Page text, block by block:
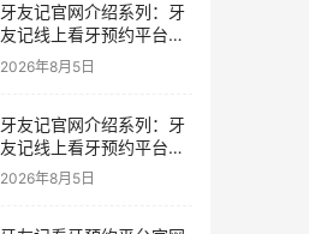
牙友记官网介绍系列：牙
友记线上看牙预约平台落
地同城就诊经验打破未知
2026年8月5日
牙友记官网介绍系列：牙
友记线上看牙预约平台的
优势在哪里？
2026年8月5日